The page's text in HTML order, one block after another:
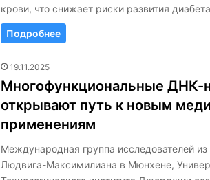
крови, что снижает риски развития
Подробнее
19.11.2025
Многофункциональные ДНК-
открывают путь к новым
применениям
Международная группа исследователей из
Людвига-Максимилиана в Мюнхене,